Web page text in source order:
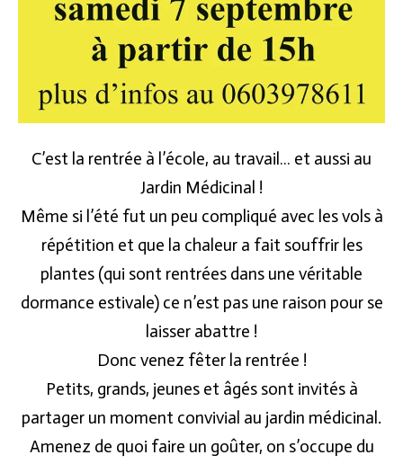
C’est la rentrée à l’école, au travail… et aussi au
Jardin Médicinal !
Même si l’été fut un peu compliqué avec les vols à
répétition et que la chaleur a fait souffrir les
plantes (qui sont rentrées dans une véritable
dormance estivale) ce n’est pas une raison pour se
laisser abattre !
Donc venez fêter la rentrée !
Petits, grands, jeunes et âgés sont invités à
partager un moment convivial au jardin médicinal.
Amenez de quoi faire un goûter, on s’occupe du